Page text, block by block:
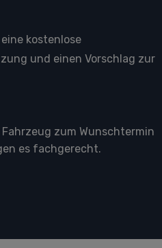
kostenlose
und einen Vorschlag zur
Fahrzeug zum Wunschtermin
es fachgerecht.